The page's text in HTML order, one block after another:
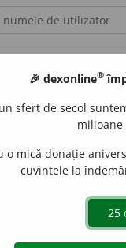
ca să îți poți recupera
🎉 dexonline®
sfert de secol
milioane
o mică donație
cuvintele la